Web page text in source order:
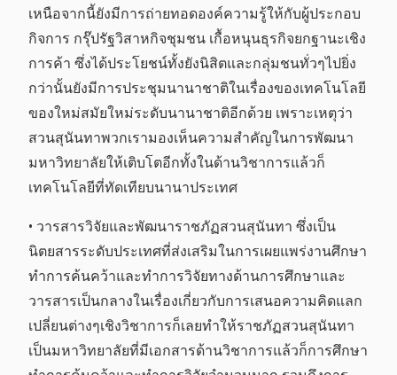
เหนือจากนี้ยังมีการถ่ายทอดองค์ความรู้ให้กับผู้ประกอบ
กิจการ กรุ๊ปรัฐวิสาหกิจชุมชน เกื้อหนุนธุรกิจยกฐานะเชิง
การค้า ซึ่งได้ประโยชน์ทั้งยังนิสิตและกลุ่มชนทั่วๆไปยิ่ง
กว่านั้นยังมีการประชุมนานาชาติในเรื่องของเทคโนโลยี
ของใหม่สมัยใหม่ระดับนานาชาติอีกด้วย เพราะเหตุว่า
สวนสุนันทาพวกเรามองเห็นความสำคัญในการพัฒนา
มหาวิทยาลัยให้เติบโตอีกทั้งในด้านวิชาการแล้วก็
เทคโนโลยีที่ทัดเทียบนานาประเทศ
• วารสารวิจัยและพัฒนาราชภัฏสวนสุนันทา ซึ่งเป็น
นิตยสารระดับประเทศที่ส่งเสริมในการเผยแพร่งานศึกษา
ทำการค้นคว้าและทำการวิจัยทางด้านการศึกษาและ
วารสารเป็นกลางในเรื่องเกี่ยวกับการเสนอความคิดแลก
เปลี่ยนต่างๆเชิงวิชาการก็เลยทำให้ราชภัฏสวนสุนันทา
เป็นมหาวิทยาลัยที่มีเอกสารด้านวิชาการแล้วก็การศึกษา